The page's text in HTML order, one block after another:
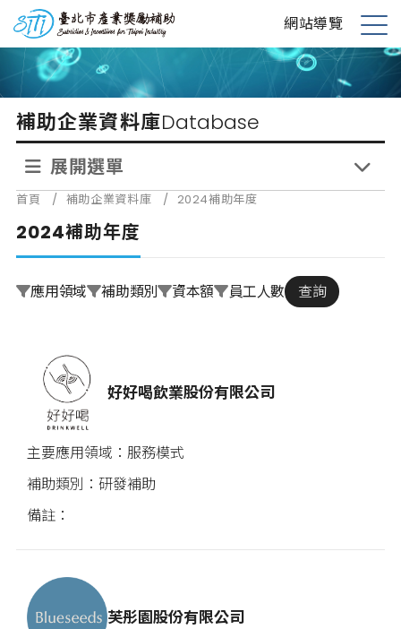
到
內
台北市產業獎勵補助 網站導覽
展
單
補助企業資料庫Database
展開選單
首頁 / 補助企業資料庫 / 2024補助年度
2024補助年度
應用領域 補助類別 資本額 員工人數 查詢
好好喝飲業股份有限公司
服務模式
研發補助
芙彤園股份有限公司